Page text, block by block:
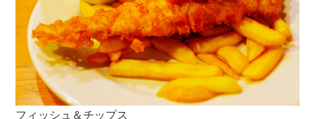
フィッシュ＆チップス